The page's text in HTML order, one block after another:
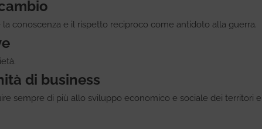
conoscenza e il rispetto reciproco come antidoto alla guerra.
di business
sempre di più allo sviluppo economico e sociale dei territori e